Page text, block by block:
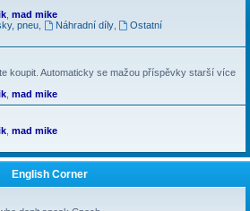
, mad mike
pneu, Náhradní díly,
Ostatní
koupit. Automaticky se mažou příspěvky starší více
, mad mike
, mad mike
English Corner